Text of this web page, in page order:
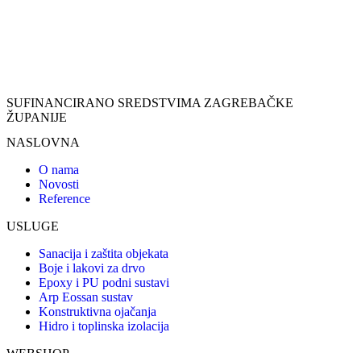
SUFINANCIRANO SREDSTVIMA ZAGREBAČKE
ŽUPANIJE
NASLOVNA
O nama
Novosti
Reference
USLUGE
Sanacija i zaštita objekata
Boje i lakovi za drvo
Epoxy i PU podni sustavi
Arp Eossan sustav
Konstruktivna ojačanja
Hidro i toplinska izolacija